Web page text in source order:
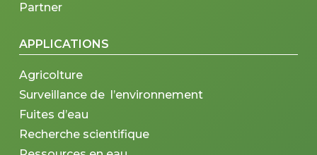
Partner
APPLICATIONS
Agricolture
Surveillance de l’environnement
Fuites d’eau
Recherche scientifique